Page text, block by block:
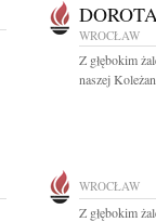
WROCŁAW
Z głębokim
naszej
WROCŁAW
Z głębokim